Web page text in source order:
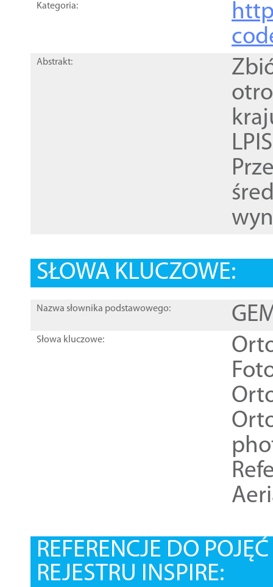
Kategoria:
Abstrakt:
SŁOWA KLUCZOWE:
Nazwa słownika podstawowego:
Słowa kluczowe:
REFERENCJE DO
REJESTRU INSPIRE: